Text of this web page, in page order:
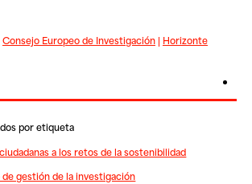
Consejo Europeo de Investigación| Horizonte
por etiqueta
a los retos de la sostenibilidad
gestión de la investigación